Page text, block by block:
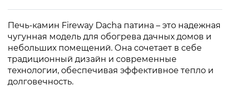
Печь-камин Fireway Dacha патина – это надежная
чугунная модель для обогрева дачных домов и
небольших помещений. Она сочетает в себе
традиционный дизайн и современные
технологии, обеспечивая эффективное тепло и
долговечность.